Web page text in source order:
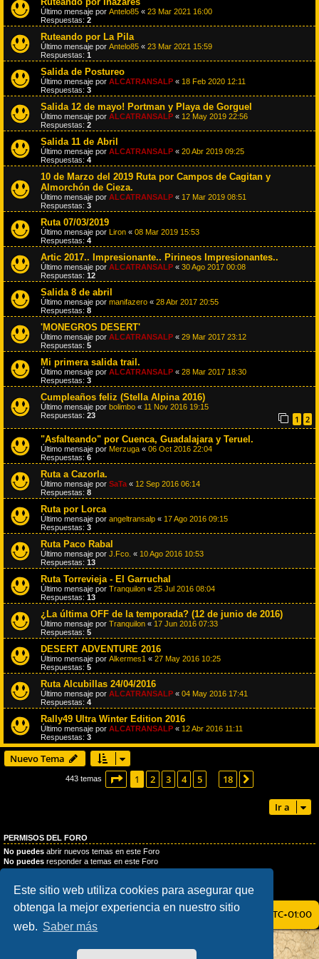
Este sitio web utiliza cookies para asegurar que
obtenga la mejor experiencia en nuestro sitio
web. Saber más
Último mensaje por Antelo85 « 23 Mar 2021 16:00
Respuestas: 2
Ruteando por La Pila
Último mensaje por Antelo85 « 23 Mar 2021 15:59
Respuestas: 1
Salida de Postureo
Último mensaje por ALCATRANSALP « 18 Feb 2020 12:11
Respuestas: 3
Salida 12 de mayo! Portman y Playa de Gorguel
Último mensaje por ALCATRANSALP « 12 May 2019 22:56
Respuestas: 2
Salida 11 de Abril
Último mensaje por ALCATRANSALP « 20 Abr 2019 09:25
Respuestas: 4
10 de Marzo del 2019 Ruta por Campos de Cagitan y
Almorchón de Cieza.
Último mensaje por ALCATRANSALP « 17 Mar 2019 08:51
Respuestas: 3
Ruta 07/03/2019
Último mensaje por Liron « 08 Mar 2019 15:53
Respuestas: 4
Artic 2017.. Impresionante.. Pirineos Impresionantes..
Último mensaje por ALCATRANSALP « 30 Ago 2017 00:08
Respuestas: 12
Salida 8 de abril
Último mensaje por manifazero « 28 Abr 2017 20:55
Respuestas: 8
'MONEGROS DESERT'
Último mensaje por ALCATRANSALP « 29 Mar 2017 23:12
Respuestas: 5
Mi primera salida trail.
Último mensaje por ALCATRANSALP « 28 Mar 2017 18:30
Respuestas: 3
Cumpleaños feliz (Stella Alpina 2016)
Último mensaje por bolimbo « 11 Nov 2016 19:15
Respuestas: 23 1
2
"Asfalteando" por Cuenca, Guadalajara y Teruel.
Último mensaje por Merzuga « 06 Oct 2016 22:04
Respuestas: 6
Ruta a Cazorla.
Último mensaje por SaTa « 12 Sep 2016 06:14
Respuestas: 8
Ruta por Lorca
Último mensaje por angeltransalp « 17 Ago 2016 09:15
Respuestas: 3
Ruta Paco Rabal
Último mensaje por J.Fco. « 10 Ago 2016 10:53
Respuestas: 13
Ruta Torrevieja - El Garruchal
Último mensaje por Tranquilon « 25 Jul 2016 08:04
Respuestas: 13
¿La última OFF de la temporada? (12 de junio de 2016)
Último mensaje por Tranquilon « 17 Jun 2016 07:33
Respuestas: 5
DESERT ADVENTURE 2016
Último mensaje por Alkermes1 « 27 May 2016 10:25
Respuestas: 5
Ruta Alcubillas 24/04/2016
Último mensaje por ALCATRANSALP « 04 May 2016 17:41
Respuestas: 4
Rally49 Ultra Winter Edition 2016
Último mensaje por ALCATRANSALP « 12 Abr 2016 11:11
Respuestas: 3
Nuevo Tema
443 temas Página de 18
1 2 3 4 5 18
Ir a
PERMISOS DEL FORO
No puedes abrir nuevos temas en este Foro
No puedes responder a temas en este Foro
No puedeseditar sus mensajes en este Foro
No puedesenviar adjuntos en este Foro
ÍNDICE GENERAL TODOS LOS HORARIOS SON UTC+01:00
DESARROLLADO POR
® FORUM SOFTWARE © PHPBB LIMITED